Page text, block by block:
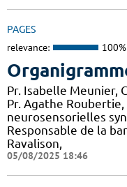
PAGES
relevance: 100%
Pr. Isabelle Meunier,
Pr. Agathe
neurosensorielles
Responsable de la
Ravalison,
05/08/2025 18:46